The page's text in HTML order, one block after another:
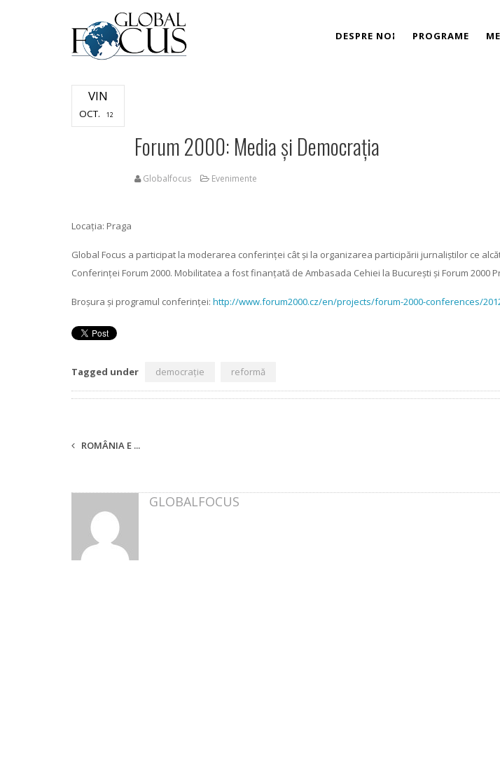
DESPRE NOI PROGRAME
VIN
OCT. 12
Forum 2000: Media și Democrația
Globalfocus Evenimente
Locația: Praga
Global Focus a participat la moderarea conferinței cât și la organizarea participării jurnaliștilor ce
Conferinței Forum 2000. Mobilitatea a fost finanțată de Ambasada Cehiei la București și Forum 2000
Broșura și programul conferinței: http://www.forum2000.cz/en/projects/forum-2000-conferences/
Tagged under democrație reformă
ROMÂNIA E ...
GLOBALFOCUS